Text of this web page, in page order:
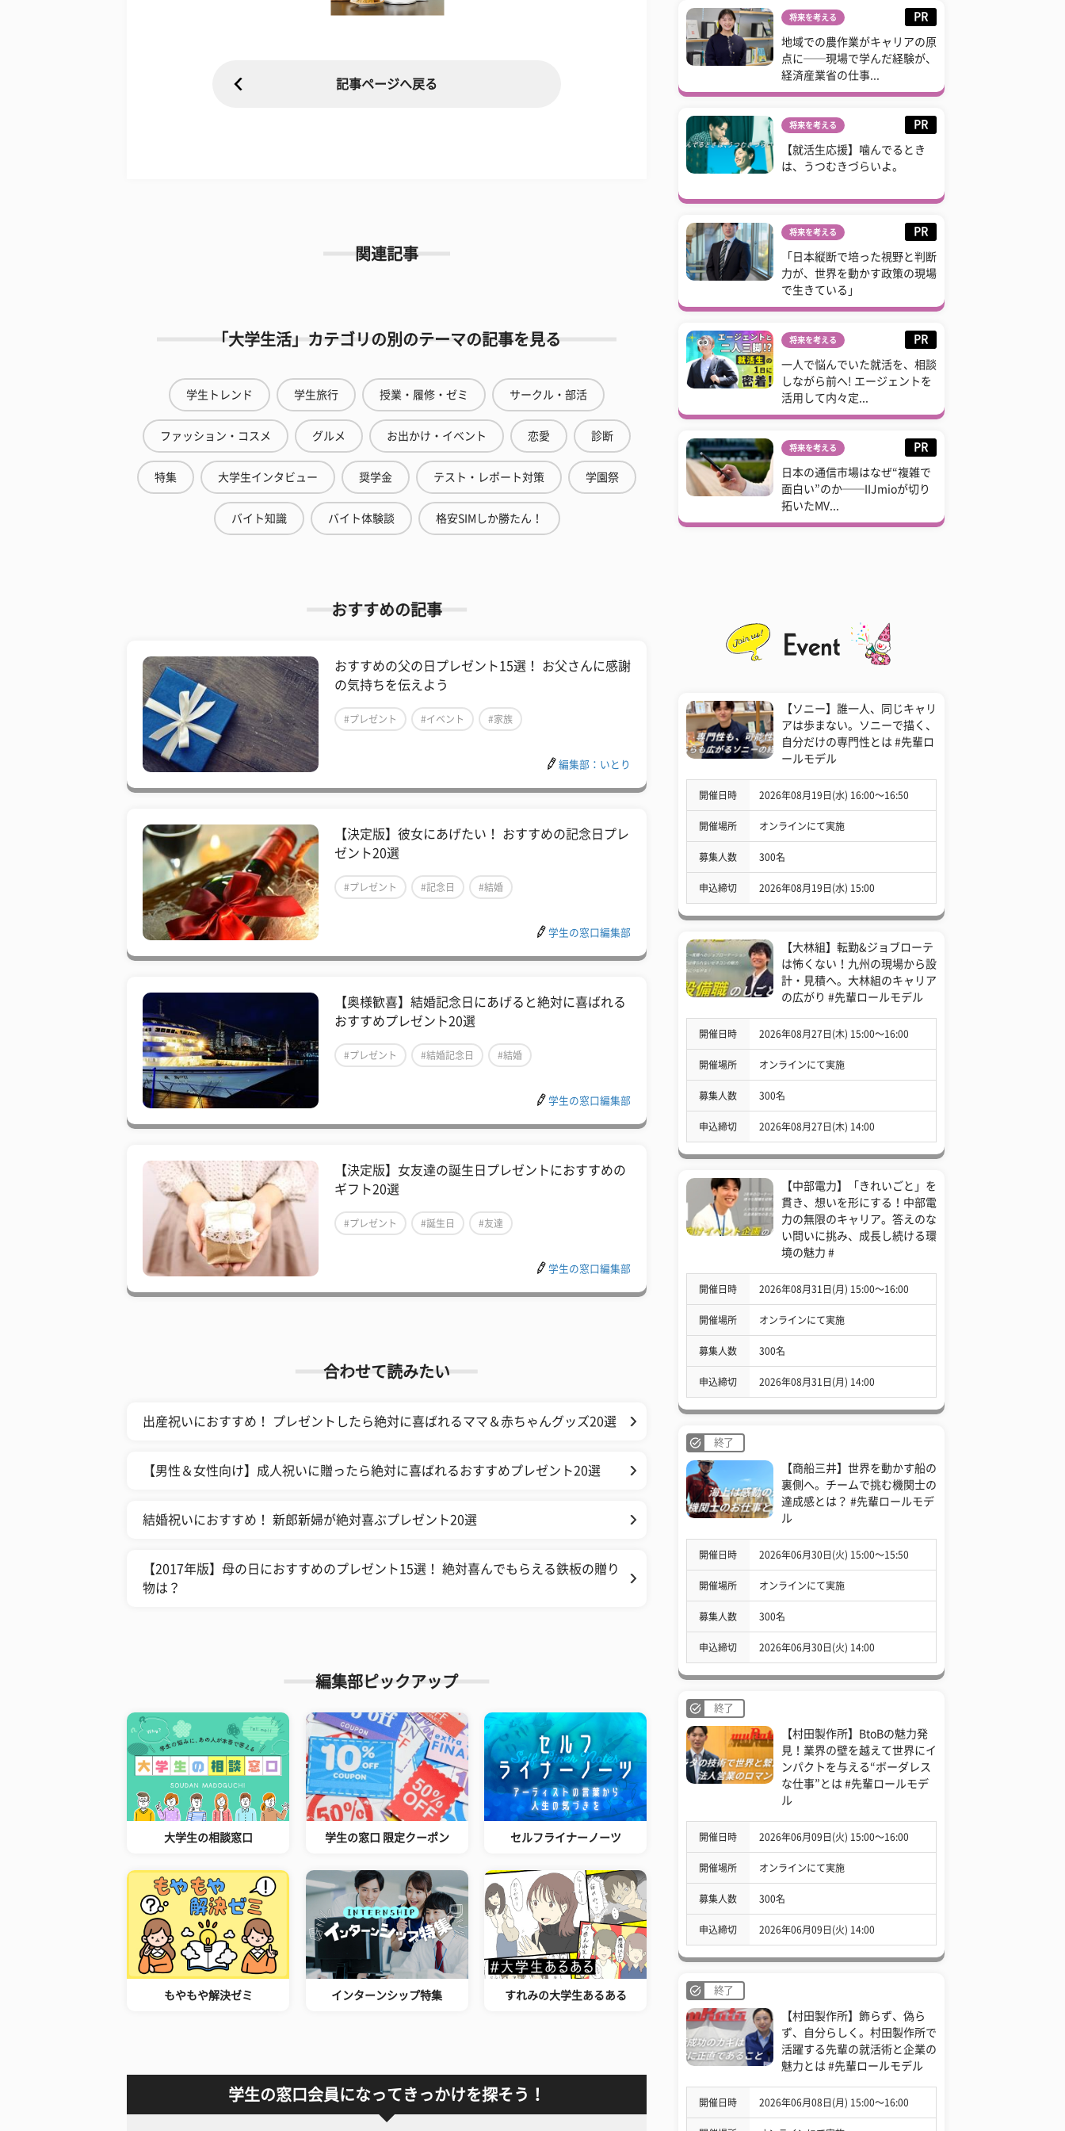
記事ページへ戻る
関連記事
「大学生活」カテゴリの別のテーマの記事を見る
学生トレンド 学生旅行 授業・履修・ゼミ サークル・部活
ファッション・コスメ グルメ お出かけ・イベント 恋愛 診断
特集 大学生インタビュー 奨学金 テスト・レポート対策 学園祭
バイト知識 バイト体験談 格安SIMしか勝たん！
おすすめの記事
おすすめの父の日プレゼント15選！ お父さんに感謝
の気持ちを伝えよう
#プレゼント #イベント #家族
編集部：いとり
【決定版】彼女にあげたい！ おすすめの記念日プレ
ゼント20選
#プレゼント #記念日 #結婚
学生の窓口編集部
【奥様歓喜】結婚記念日にあげると絶対に喜ばれる
おすすめプレゼント20選
#プレゼント #結婚記念日 #結婚
学生の窓口編集部
【決定版】女友達の誕生日プレゼントにおすすめの
ギフト20選
#プレゼント #誕生日 #友達
学生の窓口編集部
合わせて読みたい
出産祝いにおすすめ！ プレゼントしたら絶対に喜ばれるママ＆赤ちゃんグッズ20選
【男性＆女性向け】成人祝いに贈ったら絶対に喜ばれるおすすめプレゼント20選
結婚祝いにおすすめ！ 新郎新婦が絶対喜ぶプレゼント20選
【2017年版】母の日におすすめのプレゼント15選！ 絶対喜んでもらえる鉄板の贈り
物は？
編集部ピックアップ
大学生の相談窓口 学生の窓口 限定クーポン セルフライナーノーツ
もやもや解決ゼミ インターンシップ特集 すれみの大学生あるある
学生の窓口会員になってきっかけを探そう！
将来を考える PR
地域での農作業がキャリアの原
点に──現場で学んだ経験が、
経済産業省の仕事...
将来を考える PR
【就活生応援】噛んでるとき
は、うつむきづらいよ。
将来を考える PR
「日本縦断で培った視野と判断
力が、世界を動かす政策の現場
で生きている」
将来を考える PR
一人で悩んでいた就活を、相談
しながら前へ! エージェントを
活用して内々定...
将来を考える PR
日本の通信市場はなぜ“複雑で
面白い”のか──IIJmioが切り
拓いたMV...
【ソニー】誰一人、同じキャリ
アは歩まない。ソニーで描く、
自分だけの専門性とは #先輩ロ
ールモデル
開催日時 2026年08月19日(水) 16:00〜16:50
開催場所 オンラインにて実施
募集人数 300名
申込締切 2026年08月19日(水) 15:00
【大林組】転勤&ジョブローテ
は怖くない！九州の現場から設
計・見積へ。大林組のキャリア
の広がり #先輩ロールモデル
開催日時 2026年08月27日(木) 15:00〜16:00
開催場所 オンラインにて実施
募集人数 300名
申込締切 2026年08月27日(木) 14:00
【中部電力】「きれいごと」を
貫き、想いを形にする！中部電
力の無限のキャリア。答えのな
い問いに挑み、成長し続ける環
境の魅力 #
開催日時 2026年08月31日(月) 15:00〜16:00
開催場所 オンラインにて実施
募集人数 300名
申込締切 2026年08月31日(月) 14:00
終了
【商船三井】世界を動かす船の
裏側へ。チームで挑む機関士の
達成感とは？ #先輩ロールモデ
ル
開催日時 2026年06月30日(火) 15:00〜15:50
開催場所 オンラインにて実施
募集人数 300名
申込締切 2026年06月30日(火) 14:00
終了
【村田製作所】BtoBの魅力発
見！業界の壁を越えて世界にイ
ンパクトを与える“ボーダレス
な仕事”とは #先輩ロールモデ
ル
開催日時 2026年06月09日(火) 15:00〜16:00
開催場所 オンラインにて実施
募集人数 300名
申込締切 2026年06月09日(火) 14:00
終了
【村田製作所】飾らず、偽ら
ず、自分らしく。村田製作所で
活躍する先輩の就活術と企業の
魅力とは #先輩ロールモデル
開催日時 2026年06月08日(月) 15:00〜16:00